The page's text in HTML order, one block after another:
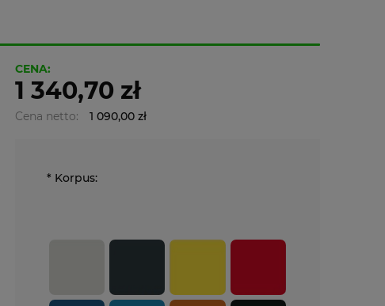
CENA:
1 340,70 zł
Cena netto: 1 090,00 zł
* Korpus: